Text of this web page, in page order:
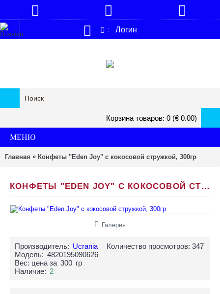
: Логин
Корзина товаров: 0 (€ 0.00)
МЕНЮ
Главная » Конфеты "Eden Joy" с кокосовой стружкой, 300гр
КОНФЕТЫ "EDEN JOY" С КОКОСОВОЙ СТРУЖКОЙ, 300ГР
Галерея
Количество просмотров: 347
Производитель: Ucrania
Модель: 4820195090626
Вес: цена за 300 гр
Наличие: 2